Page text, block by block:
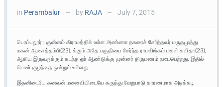
in Perambalur — by RAJA — July 7, 2015
பெரம்பலூர் : குன்னம் கிராமத்தில் உள்ள அண்ணா நகரைச் சேர்ந்தவர் மருதமுத்து
மகன் ஆசைத்தம்பி(23), க்கும் அதே பகுதியை சேர்ந்த ராமலிங்கம் மகள் கவிதா(23),
ஆகிய இருவருக்கும் கடந்த ஓர் ஆண்டுக்கு முன்னர் திருமணம் நடைபெற்றது. இதில்
பெண் குழந்தை ஒன்றும் உள்ளது.
இதனிடையே கனவன் மனைவியிடையே கருத்து வேறுபாடு காரணமாக அடிக்கடி